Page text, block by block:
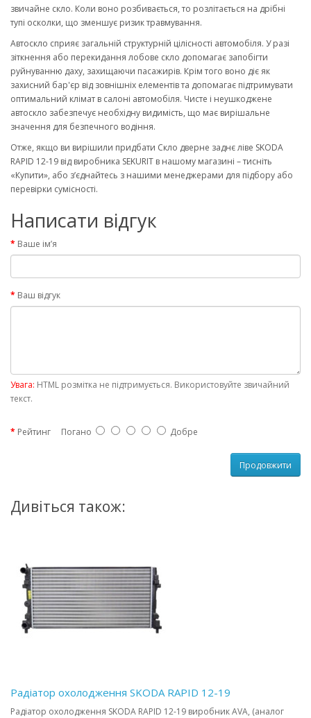
звичайне скло. Коли воно розбивається, то розлітається на дрібні
тупі осколки, що зменшує ризик травмування.
Автоскло сприяє загальній структурній цілісності автомобіля. У разі
зіткнення або перекидання лобове скло допомагає запобігти
руйнуванню даху, захищаючи пасажирів. Крім того воно діє як
захисний бар'єр від зовнішніх елементів та допомагає підтримувати
оптимальний клімат в салоні автомобіля. Чисте і неушкоджене
автоскло забезпечує необхідну видимість, що має вирішальне
значення для безпечного водіння.
Отже, якщо ви вирішили придбати Скло дверне заднє ліве SKODA
RAPID 12-19 від виробника SEKURIT в нашому магазині – тисніть
«Купити», або з’єднайтесь з нашими менеджерами для підбору або
перевірки сумісності.
Написати відгук
Ваше ім’я
Ваш відгук
Увага: HTML розмітка не підтримується. Використовуйте звичайний
текст.
Рейтинг Погано Добре
Продовжити
Дивіться також:
Радіатор охолодження SKODA RAPID 12-19
Радіатор охолодження SKODA RAPID 12-19 виробник AVA, (аналог